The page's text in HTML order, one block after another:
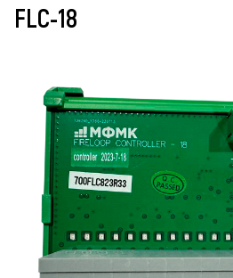
FLC-18